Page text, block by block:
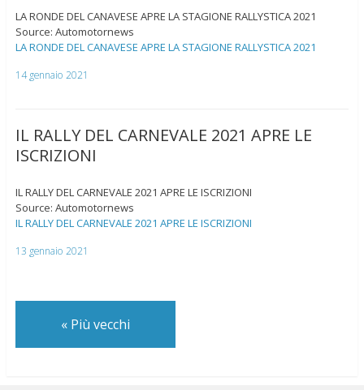
LA RONDE DEL CANAVESE APRE LA STAGIONE RALLYSTICA 2021
Source: Automotornews
LA RONDE DEL CANAVESE APRE LA STAGIONE RALLYSTICA 2021
14 gennaio 2021
IL RALLY DEL CARNEVALE 2021 APRE LE
ISCRIZIONI
IL RALLY DEL CARNEVALE 2021 APRE LE ISCRIZIONI
Source: Automotornews
IL RALLY DEL CARNEVALE 2021 APRE LE ISCRIZIONI
13 gennaio 2021
«Più vecchi